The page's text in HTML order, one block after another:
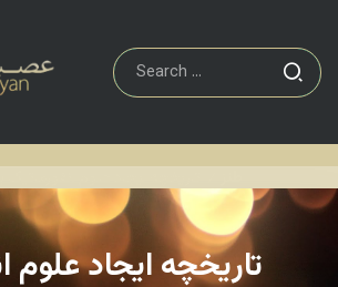
تاریخچه ایجاد علوم